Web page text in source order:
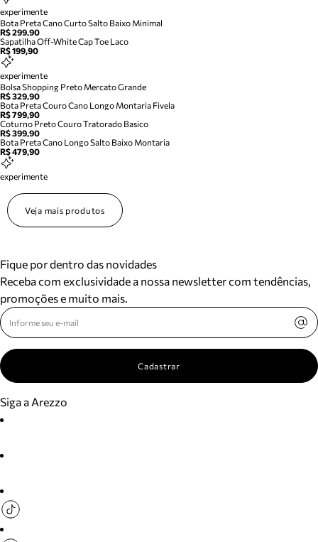
experimente
Bota Preta Cano Curto Salto Baixo Minimal
R$ 299,90
Sapatilha Off-White Cap Toe Laco
R$ 199,90
experimente
Bolsa Shopping Preto Mercato Grande
R$ 329,90
Bota Preta Couro Cano Longo Montaria Fivela
R$ 799,90
Coturno Preto Couro Tratorado Basico
R$ 399,90
Bota Preta Cano Longo Salto Baixo Montaria
R$ 479,90
experimente
Veja mais produtos
Fique por dentro das novidades
Receba com exclusividade a nossa newsletter com tendências,
promoções e muito mais.
Cadastrar
Siga a Arezzo